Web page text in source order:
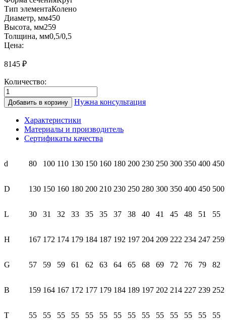
Тип элементаКолено
Диаметр, мм450
Высота, мм259
Толщина, мм0,5/0,5
Цена:
8145 ₽
Количество:
Количество
товара
СК30
450/500
Колено-
сэндвич
нерж.)
Добавить в корзину Нужна консультация
Характеристики
Материалы и производитель
Сертификаты качества
d 80 100 110 130 150 160 180 200 230 250 300 350 400 450
D 130 150 160 180 200 210 230 250 280 300 350 400 450 500
L 30 31 32 33 35 35 37 38 40 41 45 48 51 55
Н 167 172 174 179 184 187 192 197 204 209 222 234 247 259
G 57 59 59 61 62 63 64 65 68 69 72 76 79 82
В 159 164 167 172 177 179 184 189 197 202 214 227 239 252
T 55 55 55 55 55 55 55 55 55 55 55 55 55 55